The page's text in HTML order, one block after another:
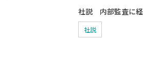
社説 内部監査に
社説